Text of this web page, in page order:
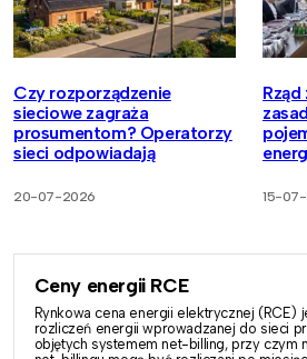
Czy rozporządzenie
sieciowe zagraża
prosumentom? Operatorzy
sieci odpowiadają
20-07-2026 15-
Ceny energii RCE
Rynkowa cena energii elektrycznej (RCE)
rozliczeń energii wprowadzanej do sieci
objętych systemem net-billing, przy czym